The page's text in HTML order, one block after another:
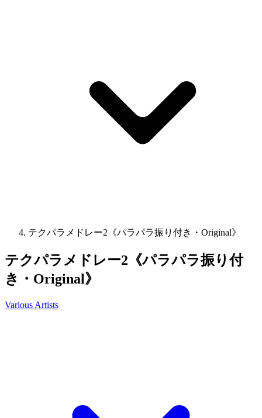
テクパラメドレー2《パラパラ振り付き・Original》
テクパラメドレー2《パラパラ振り付
き・Original》
Various Artists